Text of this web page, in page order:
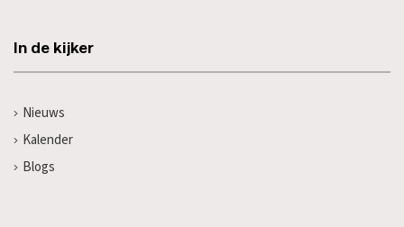
In de kijker
Nieuws
Kalender
Blogs